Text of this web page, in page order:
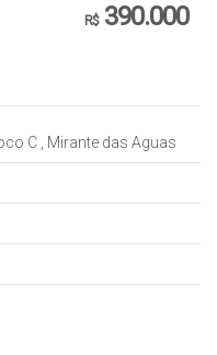
imóvel?
R$390.000
C Mirante das Aguas